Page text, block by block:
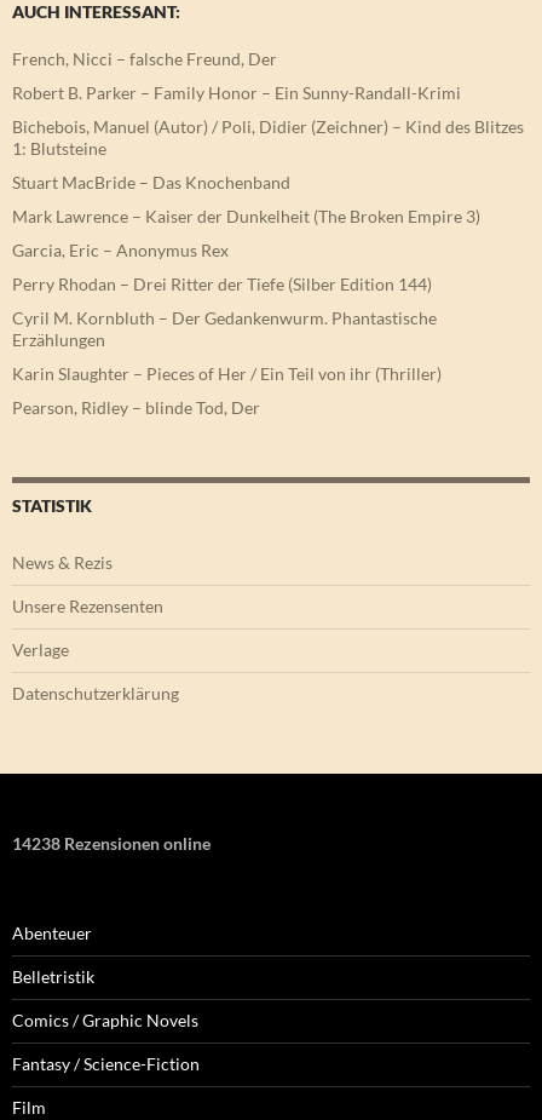
AUCH INTERESSANT:
French, Nicci – falsche Freund, Der
Robert B. Parker – Family Honor – Ein Sunny-Randall-Krimi
Bichebois, Manuel (Autor) / Poli, Didier (Zeichner) – Kind des Blitzes
1: Blutsteine
Stuart MacBride – Das Knochenband
Mark Lawrence – Kaiser der Dunkelheit (The Broken Empire 3)
Garcia, Eric – Anonymus Rex
Perry Rhodan – Drei Ritter der Tiefe (Silber Edition 144)
Cyril M. Kornbluth – Der Gedankenwurm. Phantastische
Erzählungen
Karin Slaughter – Pieces of Her / Ein Teil von ihr (Thriller)
Pearson, Ridley – blinde Tod, Der
STATISTIK
News & Rezis
Unsere Rezensenten
Verlage
Datenschutzerklärung
14238 Rezensionen online
Abenteuer
Belletristik
Comics / Graphic Novels
Fantasy / Science-Fiction
Film